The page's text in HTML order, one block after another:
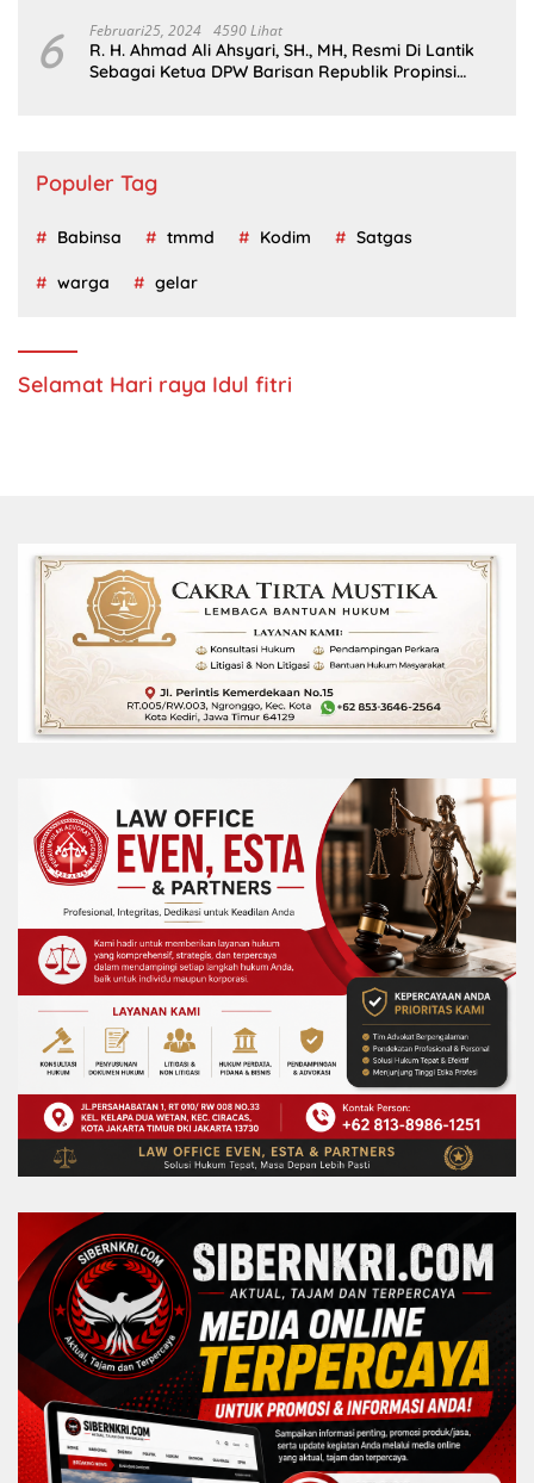
6 Februari25, 2024 4590 Lihat
R. H. Ahmad Ali Ahsyari, SH., MH, Resmi Di Lantik
Sebagai Ketua DPW Barisan Republik Propinsi
Populer Tag
Babinsa tmmd Kodim Satgas
warga gelar
Selamat Hari raya Idul fitri